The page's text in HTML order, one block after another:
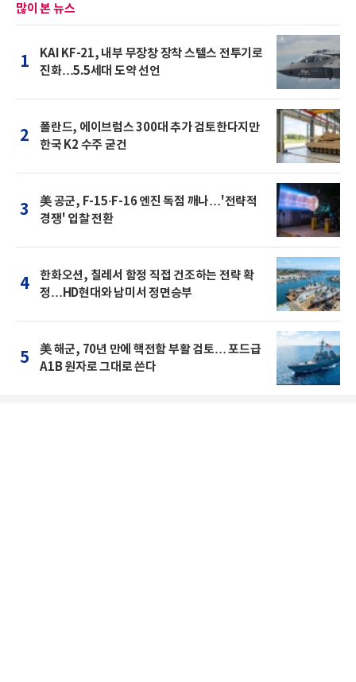
많이 본 뉴스
1
KAI KF-21, 내부 무장창 장착 스텔스 전투기로
진화…5.5세대 도약 선언
2
폴란드, 에이브럼스 300대 추가 검토한다지만
한국 K2 수주 굳건
3
美 공군, F-15·F-16 엔진 독점 깨나…'전략적
경쟁' 입찰 전환
4
한화오션, 칠레서 함정 직접 건조하는 전략 확
정…HD현대와 남미서 정면승부
5
美 해군, 70년 만에 핵전함 부활 검토… 포드급
A1B 원자로 그대로 쓴다